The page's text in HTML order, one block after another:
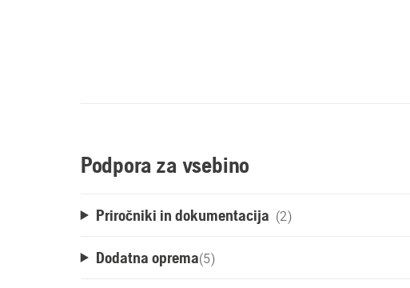
Podpora za vsebino
Priročniki in dokumentacija (2)
Dodatna oprema(5)